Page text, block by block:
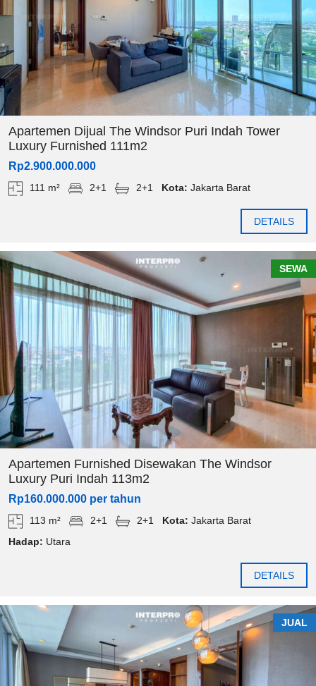
Apartemen Dijual The Windsor Puri Indah Tower
Luxury Furnished 111m2
Rp2.900.000.000
111 m² 2+1 2+1 Kota: Jakarta Barat
DETAILS
SEWA
Apartemen Furnished Disewakan The Windsor
Luxury Puri Indah 113m2
Rp160.000.000 per tahun
113 m² 2+1 2+1 Kota: Jakarta Barat
Hadap: Utara
DETAILS
JUAL